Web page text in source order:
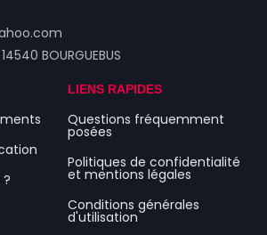
14540 BOURGUEBUS
LIENS RAPIDES
Questions fréquemment
posées
Politiques de confidentialité
et mentions légales
Conditions générales
d'utilisation